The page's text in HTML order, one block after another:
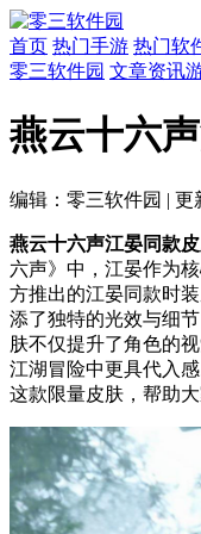
首页 热门手游 热门软
零三软件园 文章资讯
燕云十六
编辑：零三软件园 | 更
燕云十六声江晏同款
六声》中，江晏作为
方推出的江晏同款时
添了独特的光效与细
肤不仅提升了角色的
江湖冒险中更具代入
这款限量皮肤，帮助